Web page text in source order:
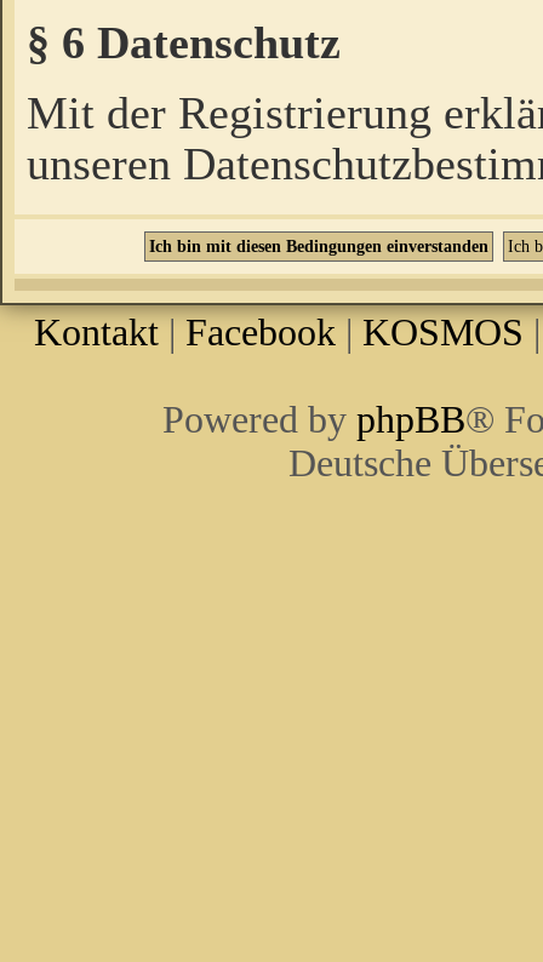
§ 6 Datenschutz
Mit der Registrierung
unseren
Kontakt | Facebook | KOSMOS
Powered by phpBB®
Deutsche